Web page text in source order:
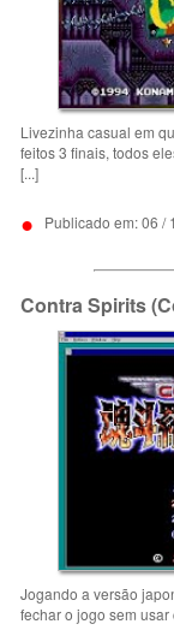
Livezinha casual em
feitos 3 finais, todos
[...]
• Publicado em: 06 /
Contra Spirits
Jogando a versão
fechar o jogo sem